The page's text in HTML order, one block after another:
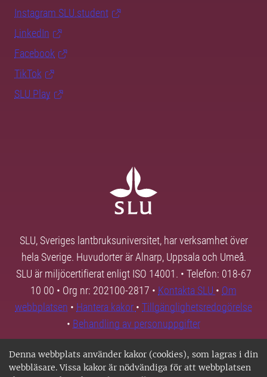
Denna webbplats använder kakor (cookies), som lagras i din
webbläsare. Vissa kakor är nödvändiga för att webbplatsen
Instagram SLU.student
LinkedIn
Facebook
TikTok
SLU Play
SLU, Sveriges lantbruksuniversitet, har verksamhet över
hela Sverige. Huvudorter är Alnarp, Uppsala och Umeå.
SLU är miljöcertifierat enligt ISO 14001. • Telefon: 018-67
10 00 • Org nr: 202100-2817 • Kontakta SLU • Om
webbplatsen • Hantera kakor • Tillgänglighetsredogörelse
• Behandling av personuppgifter